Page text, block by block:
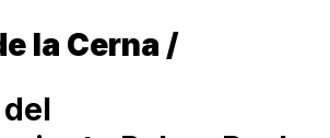
la Cerna /